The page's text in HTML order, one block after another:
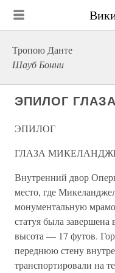
Тропою Данте
Шауб Бонни
ЭПИЛОГ
ЭПИЛОГ
ГЛАЗА
Внутренний двор
место, где
монументальную
статуя была завершена
высота — 17 футов.
переднюю стену
транспортировали на